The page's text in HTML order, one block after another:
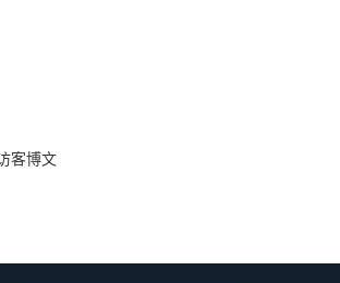
客博文